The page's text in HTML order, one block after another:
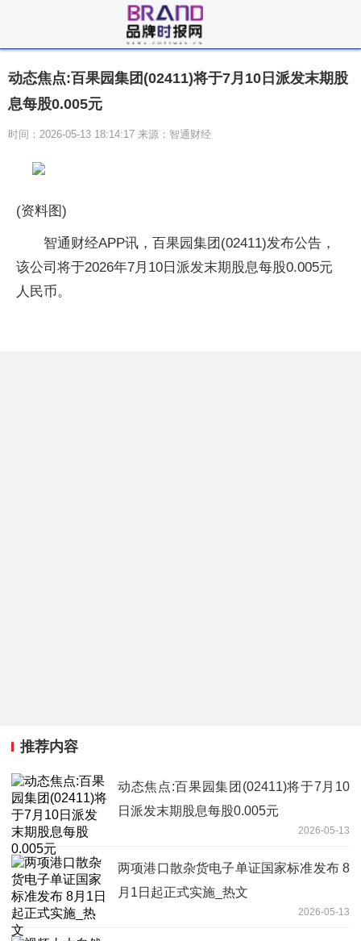
动态焦点:百果园集团(02411)将于7月10日派发末期股
息每股0.005元
时间：2026-05-13 18:14:17 来源：智通财经
(资料图)
智通财经APP讯，百果园集团(02411)发布公告，
该公司将于2026年7月10日派发末期股息每股0.005元
人民币。
推荐内容
动态焦点:百果园集团(02411)将于7月10
日派发末期股息每股0.005元
2026-05-13
两项港口散杂货电子单证国家标准发布 8
月1日起正式实施_热文
2026-05-13